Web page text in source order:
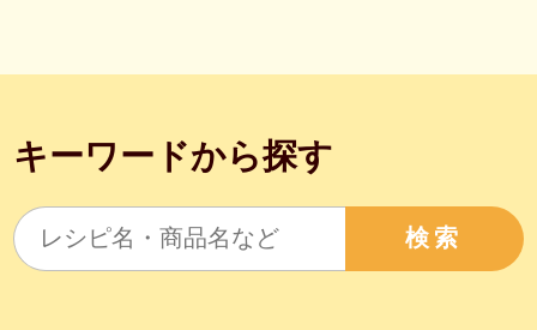
キーワードから探す
検索